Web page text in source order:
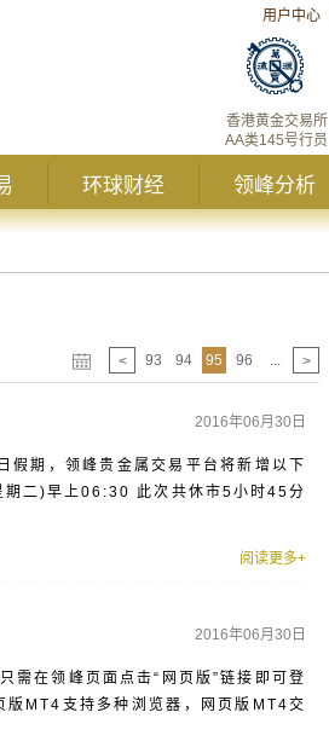
用户中心
香港黄金交易所
AA类145号行员
环球财经 领峰分析
< 93 94 95 96 ... >
2016年06月30日
期，领峰贵金属交易平台将新增以下
二)早上06:30 此次共休市5小时45分
阅读更多+
2016年06月30日
需在领峰页面点击“网页版”链接即可登
MT4支持多种浏览器，网页版MT4交